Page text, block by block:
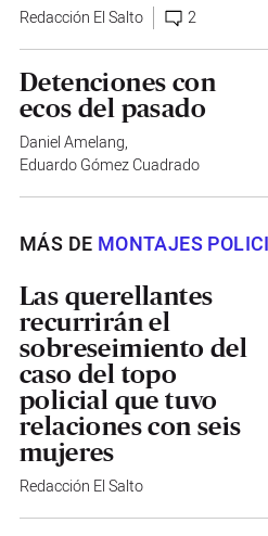
Redacción El Salto 2
Detenciones con
ecos del pasado
Daniel Amelang,
Eduardo Gómez Cuadrado
MÁS DE MONTAJES
Las querellantes
recurrirán el
sobreseimiento del
caso del topo
policial que tuvo
relaciones con seis
mujeres
Redacción El Salto